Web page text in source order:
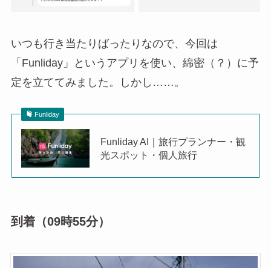
いつも行き当たりばったりなので、今回は
「Funliday」というアプリを使い、綿密（？）に予
定を立ててみました。しかし……。
Funliday
Funliday AI｜旅行プランナー・観
光スポット・個人旅行
到着（09時55分）